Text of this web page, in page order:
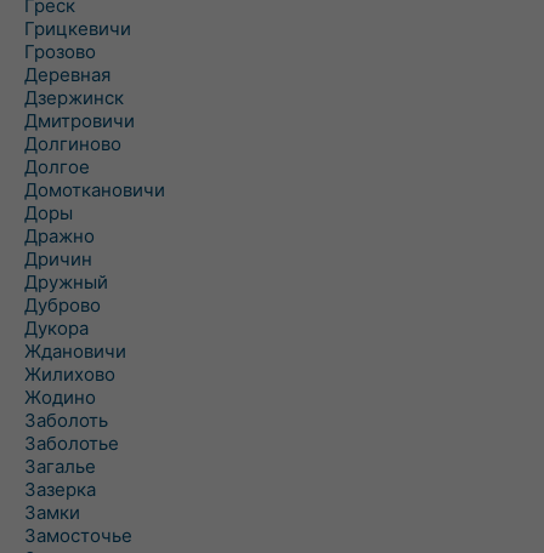
Греск
Грицкевичи
Грозово
Деревная
Дзержинск
Дмитровичи
Долгиново
Долгое
Домоткановичи
Доры
Дражно
Дричин
Дружный
Дуброво
Дукора
Ждановичи
Жилихово
Жодино
Заболоть
Заболотье
Загалье
Зазерка
Замки
Замосточье